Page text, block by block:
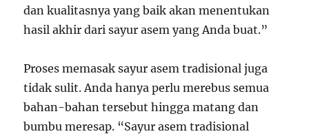
dan kualitasnya yang baik akan menentukan
hasil akhir dari sayur asem yang Anda buat.”
Proses memasak sayur asem tradisional juga
tidak sulit. Anda hanya perlu merebus semua
bahan-bahan tersebut hingga matang dan
bumbu meresap. “Sayur asem tradisional